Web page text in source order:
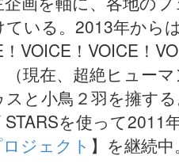
いる。2013年から
VOICE！VOICE！
現在、超絶ヒュー
と小鳥２羽を擁す
を使って2011
ジェクト 】を継続中。